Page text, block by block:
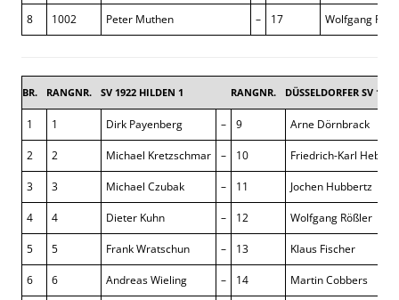
8 1002 Peter Muthen – 17 Wolfgang
BR. RANGNR. SV 1922 HILDEN 1 RANGNR. DÜSSELDORFER SV
1 1 Dirk Payenberg – 9 Arne Dörnbrack
2 2 Michael Kretzschmar – 10 Friedrich-Karl
3 3 Michael Czubak – 11 Jochen Hubbertz
4 4 Dieter Kuhn – 12 Wolfgang Rößler
5 5 Frank Wratschun – 13 Klaus Fischer
6 6 Andreas Wieling – 14 Martin Cobbers